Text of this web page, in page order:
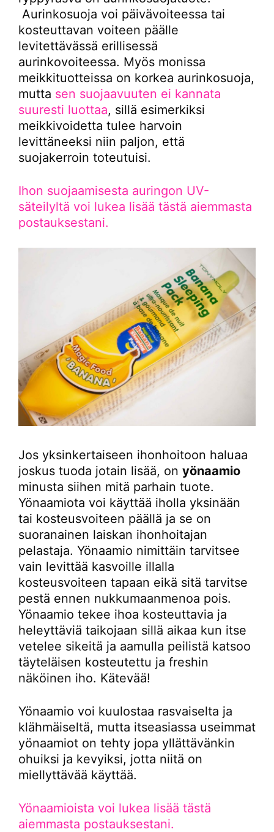
Aurinkosuoja voi päivävoiteessa tai
kosteuttavan voiteen päälle
levitettävässä erillisessä
aurinkovoiteessa. Myös monissa
meikkituotteissa on korkea aurinkosuoja,
mutta sen suojaavuuten ei kannata
suuresti luottaa, sillä esimerkiksi
meikkivoidetta tulee harvoin
levittäneeksi niin paljon, että
suojakerroin toteutuisi.
Ihon suojaamisesta auringon UV-
säteilyltä voi lukea lisää tästä aiemmasta
postauksestani.
Jos yksinkertaiseen ihonhoitoon haluaa
joskus tuoda jotain lisää, on yönaamio
minusta siihen mitä parhain tuote.
Yönaamiota voi käyttää iholla yksinään
tai kosteusvoiteen päällä ja se on
suoranainen laiskan ihonhoitajan
pelastaja. Yönaamio nimittäin tarvitsee
vain levittää kasvoille illalla
kosteusvoiteen tapaan eikä sitä tarvitse
pestä ennen nukkumaanmenoa pois.
Yönaamio tekee ihoa kosteuttavia ja
heleyttäviä taikojaan sillä aikaa kun itse
vetelee sikeitä ja aamulla peilistä katsoo
täyteläisen kosteutettu ja freshin
näköinen iho. Kätevää!
Yönaamio voi kuulostaa rasvaiselta ja
klähmäiseltä, mutta itseasiassa useimmat
yönaamiot on tehty jopa yllättävänkin
ohuiksi ja kevyiksi, jotta niitä on
miellyttävää käyttää.
Yönaamioista voi lukea lisää tästä
aiemmasta postauksestani.